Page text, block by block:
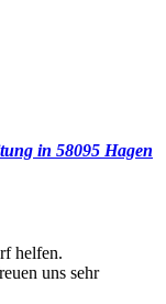
in 58095 Hagen
helfen.
uns sehr